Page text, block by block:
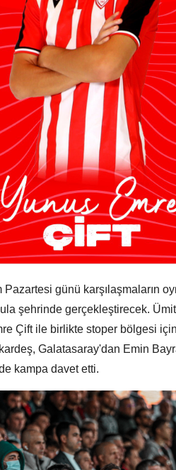
Pazartesi günü karşılaşmaların
şehrinde gerçekleştirecek.
Çift ile birlikte stoper bölgesi
Galatasaray'dan Emin
kampa davet etti.